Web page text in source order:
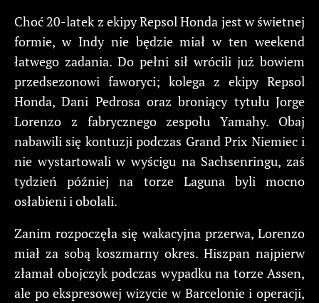
Choć 20-latek z ekipy Repsol Honda jest w świetnej
formie, w Indy nie będzie miał w ten weekend
łatwego zadania. Do pełni sił wrócili już bowiem
przedsezonowi faworyci; kolega z ekipy Repsol
Honda, Dani Pedrosa oraz broniący tytułu Jorge
Lorenzo z fabrycznego zespołu Yamahy. Obaj
nabawili się kontuzji podczas Grand Prix Niemiec i
nie wystartowali w wyścigu na Sachsenringu, zaś
tydzień później na torze Laguna byli mocno
osłabieni i obolali.
Zanim rozpoczęła się wakacyjna przerwa, Lorenzo
miał za sobą koszmarny okres. Hiszpan najpierw
złamał obojczyk podczas wypadku na torze Assen,
ale po ekspresowej wizycie w Barcelonie i operacji,